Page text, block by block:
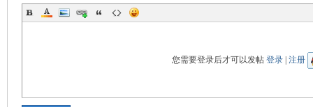
您需要登录后才可以发帖 登录 注册